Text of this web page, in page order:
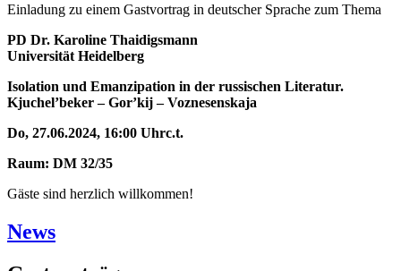
Einladung zu einem Gastvortrag in deutscher Sprache zum Thema
PD Dr. Karoline Thaidigsmann
Universität Heidelberg
Isolation und Emanzipation in der russischen Literatur.
Kjuchel’beker – Gor’kij – Voznesenskaja
Do, 27.06.2024, 16:00 Uhrc.t.
Raum: DM 32/35
Gäste sind herzlich willkommen!
News